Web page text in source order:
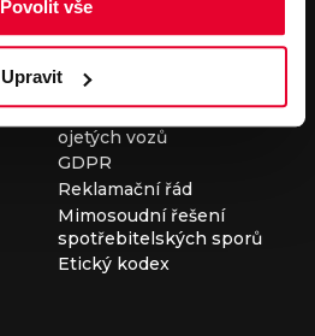
Povolit vše
Upravit
Všeobecné obchodní
podmínky pro provádění
servisních prací
Všeobecné obchodní
podmínky při nákupu
ojetých vozů
GDPR
Reklamační řád
Mimosoudní řešení
spotřebitelských sporů
Etický kodex